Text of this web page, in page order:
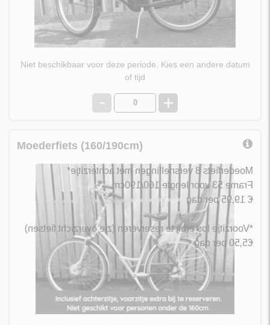
Niet beschikbaar voor deze periode. Kies een andere datum
of tijd
- +
Moederfiets (160/190cm)
Moederfiets 8 versnellingen met achterzitje*
Frame 53 voor lengte 160/190cm.
​€ 19,95 per dag
*Voorzitje los erbij te reserveren (zie overzicht fietsen)
€5,50 per dag